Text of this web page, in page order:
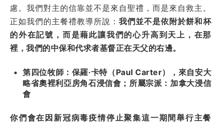
慮。我們對主的信靠並不是來自聖禮，而是來自救主。
正如我們的主餐禮教導所說：我們並不是依附於餅和杯
的外在記號，而是藉此讓我們的心升高到天上，在那
裡，我們的中保和代求者基督正在天父的右邊。
第四位牧師：保羅·卡特（Paul Carter），來自安大
略省奧裡利亞房角石浸信會；所屬宗派：加拿大浸信
會
你們會在因新冠病毒疫情停止聚集這一期間舉行主餐